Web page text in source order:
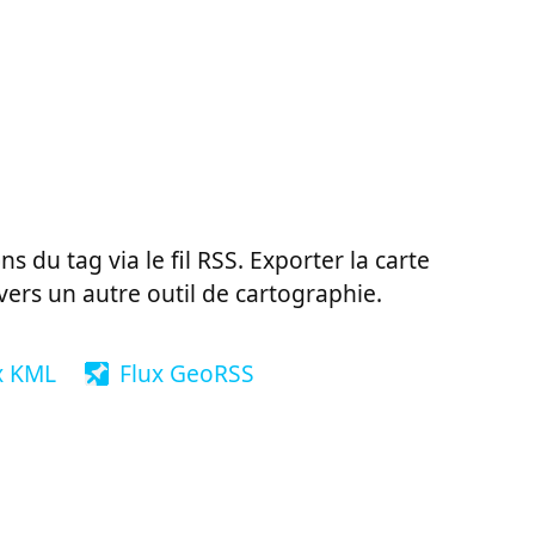
du tag via le fil RSS. Exporter la carte
un autre outil de cartographie.
KML Flux GeoRSS